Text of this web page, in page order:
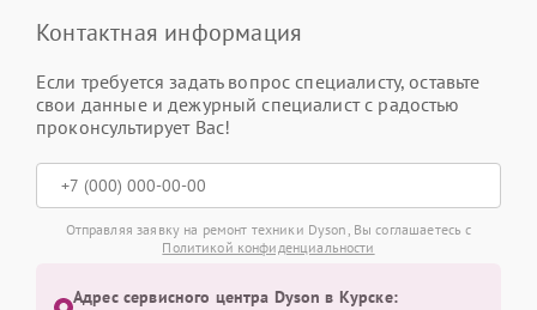
Контактная информация
Если требуется задать вопрос специалисту, оставьте
свои данные и дежурный специалист с радостью
проконсультирует Вас!
Отправляя заявку на ремонт техники Dyson, Вы соглашаетесь с
Политикой конфиденциальности
Адрес сервисного центра Dyson в Курске: